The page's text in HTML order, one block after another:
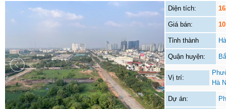
Diện tích:
Giá bán:
Tỉnh thành
Quận huyện:
Vị trí:
Hà
Dự án: